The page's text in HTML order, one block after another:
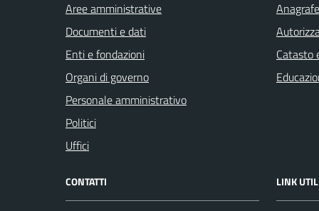
Aree amministrative
Documenti e dati
Enti e fondazioni
Organi di governo
Personale amministrativo
Politici
Uffici
Catasto
CONTATTI LINK